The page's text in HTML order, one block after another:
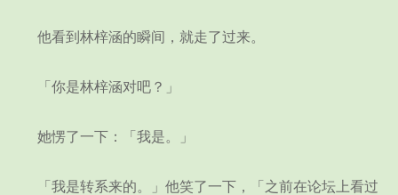
他看到林梓涵的瞬间，就走了过来。
「你是林梓涵对吧？」
她愣了一下：「我是。」
「我是转系来的。」他笑了一下，「之前在论坛上看过